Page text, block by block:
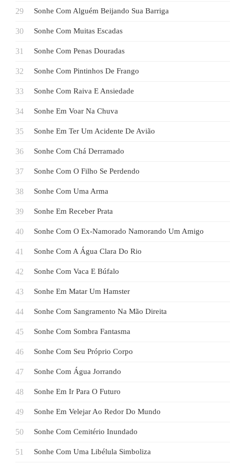
Sonhe Com Alguém Beijando Sua Barriga
Sonhe Com Muitas Escadas
Sonhe Com Penas Douradas
Sonhe Com Pintinhos De Frango
Sonhe Com Raiva E Ansiedade
Sonhe Em Voar Na Chuva
Sonhe Em Ter Um Acidente De Avião
Sonhe Com Chá Derramado
Sonhe Com O Filho Se Perdendo
Sonhe Com Uma Arma
Sonhe Em Receber Prata
Sonhe Com O Ex-Namorado Namorando Um Amigo
Sonhe Com A Água Clara Do Rio
Sonhe Com Vaca E Búfalo
Sonhe Em Matar Um Hamster
Sonhe Com Sangramento Na Mão Direita
Sonhe Com Sombra Fantasma
Sonhe Com Seu Próprio Corpo
Sonhe Com Água Jorrando
Sonhe Em Ir Para O Futuro
Sonhe Em Velejar Ao Redor Do Mundo
Sonhe Com Cemitério Inundado
Sonhe Com Uma Libélula Simboliza